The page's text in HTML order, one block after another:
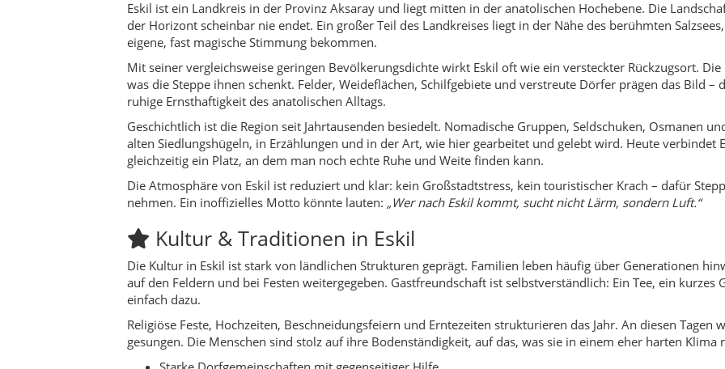
Kultur & Traditionen in Eskil
Die Kultur in Eskil ist stark von ländlichen Strukturen geprägt. Familien leben häufig über Generationen
auf den Feldern und bei Festen weitergegeben. Gastfreundschaft ist selbstverständlich: Ein Tee, ein kurzes
einfach dazu.
Religiöse Feste, Hochzeiten, Beschneidungsfeiern und Erntezeiten strukturieren das Jahr. An diesen
gesungen. Die Menschen sind stolz auf ihre Bodenständigkeit, auf das, was sie in einem eher harten Klima
Starke Dorfgemeinschaften mit gegenseitiger Hilfe
Respektvoller Umgang mit Älteren und Gästen
Traditionelle Kleidung und Bräuche bei Hochzeiten und Festen
Einfache, ehrliche Lebensweise ohne großes Spektakel
Wer nach Eskil kommt, sucht meist keine klassischen Touristenattraktionen, sondern besondere Momente:
Salzflächen, das ruhige Dorfleben oder den Klang des Windes in den Schilfen.
Spaziergänge und leichte Wanderungen durch die offene Steppe
Beobachtung von Vögeln und anderen Tieren in Feuchtgebieten und Feldern
Besuch kleiner Dörfer und Gespräch mit Einheimischen beim Tee
Fototouren bei Sonnenauf- und -untergang mit extrem weitem Horizont
Erlebnis „bodenständiger Alltag“ fernab vom Massentourismus